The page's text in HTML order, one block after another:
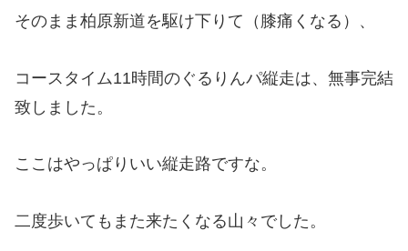
そのまま柏原新道を駆け下りて（膝痛くなる）、
コースタイム11時間のぐるりんパ縦走は、無事完結
致しました。
ここはやっぱりいい縦走路ですな。
二度歩いてもまた来たくなる山々でした。